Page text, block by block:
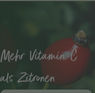
Mehr Vitamin C
als Zitronen